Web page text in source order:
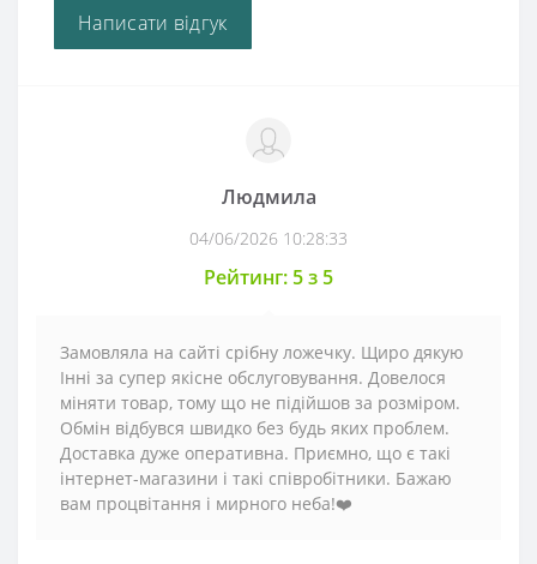
Написати відгук
Людмила
04/06/2026 10:28:33
Рейтинг: 5 з 5
Замовляла на сайті срібну ложечку. Щиро дякую
Інні за супер якісне обслуговування. Довелося
міняти товар, тому що не підійшов за розміром.
Обмін відбувся швидко без будь яких проблем.
Доставка дуже оперативна. Приємно, що є такі
інтернет-магазини і такі співробітники. Бажаю
вам процвітання і мирного неба!❤️